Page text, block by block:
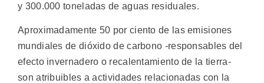
y 300.000 toneladas de aguas residuales.
Aproximadamente 50 por ciento de las emisiones
mundiales de dióxido de carbono -responsables del
efecto invernadero o recalentamiento de la tierra-
son atribuibles a actividades relacionadas con la